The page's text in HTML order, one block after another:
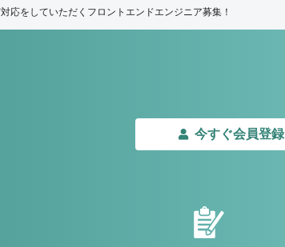
応をしていただくフロントエンドエンジニア募集！
今すぐ会員登録